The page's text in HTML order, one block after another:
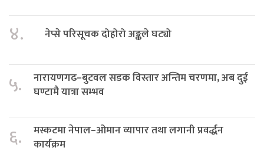
४. नेप्से परिसूचक दोहोरो अङ्कले घट्यो
५.
नारायणगढ–बुटवल सडक विस्तार अन्तिम चरणमा, अब दुई
घण्टामै यात्रा सम्भव
६.
मस्कटमा नेपाल–ओमान व्यापार तथा लगानी प्रवर्द्धन
कार्यक्रम